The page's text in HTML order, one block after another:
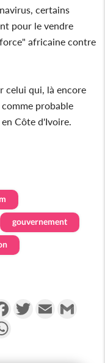
certains
pour le vendre
africaine contre
celui qui, là encore
probable
Côte d'Ivoire.
gouvernement
FacebookTwitterEmail